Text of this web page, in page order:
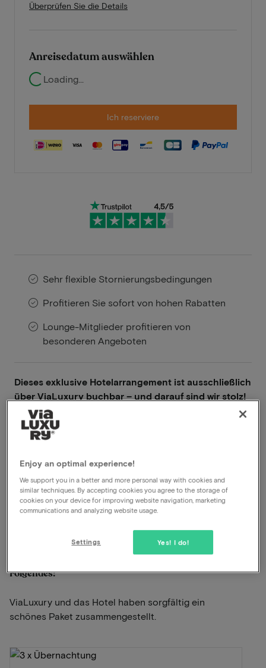
Überprüfen Sie die Details
Anreisedatum auswählen
Loading...
Ich reserviere
Sehr flexible Stornierungsbedingungen
Profitieren Sie sofort von hohen Rabatten
Lounge-Mitglieder profitieren von
besonderen Angeboten
Dieses exklusive Hotelarrangement ist ausschließlich
über ViaLuxury buchbar – und darauf sind wir stolz!
Weiterlesen
Inklusive Frühstück
Inklusive Abendessen
In der Nähe von Maastricht
Dieses Paket für 2 Personen beinhaltet
Folgendes:
ViaLuxury und das Hotel haben sorgfältig ein
schönes Paket zusammengestellt.
Enjoy an optimal experience!
We support you in a better and more personal way with cookies and
similar techniques. By accepting cookies you agree to the storage of
cookies on your device for improving website navigation, marketing
communications and analyzing website usage.
Yes! I do!
Settings